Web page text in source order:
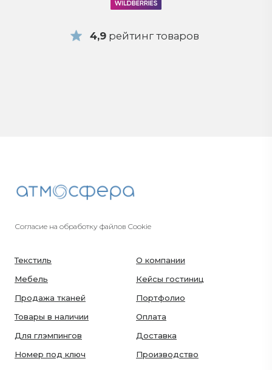
Согласие на обработку файлов Cookie
Текстиль
Мебель
Продажа тканей
Товары в наличии
Для глэмпингов
Номер под ключ
О компании
Кейсы гостиниц
Портфолио
Оплата
Доставка
Производство